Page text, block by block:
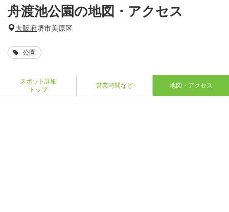
舟渡池公園の地図・アクセス
大阪府堺市美原区
公園
スポット詳細
トップ
営業時間など 地図・アクセス